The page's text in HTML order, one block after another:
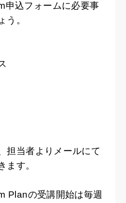
申込フォームに必要事
う。
担当者よりメールにて
ます。
Planの受講開始は毎週